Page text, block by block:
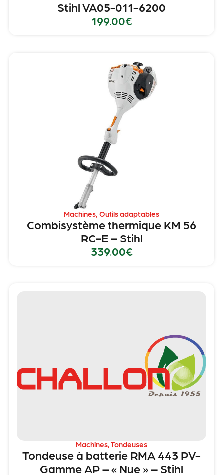
Stihl VA05-011-6200
199.00€
Machines Outils adaptables
Combisystème thermique KM 56
RC-E – Stihl
339.00€
Machines Tondeuses
Tondeuse à batterie RMA 443 PV-
Gamme AP – « Nue » – Stihl